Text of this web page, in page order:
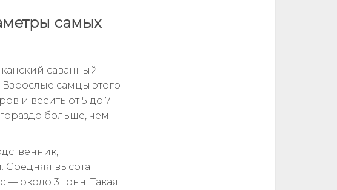
самых
саванный
самцы этого
и весить от 5 до 7
больше, чем
Средняя высота
— около 3 тонн. Такая